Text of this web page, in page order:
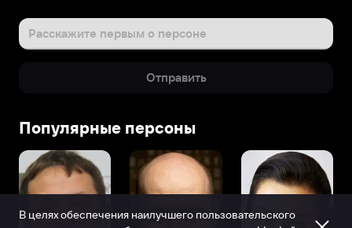
Расскажите первым о персоне
Отправить
Популярные персоны
В целях обеспечения наилучшего пользовательского